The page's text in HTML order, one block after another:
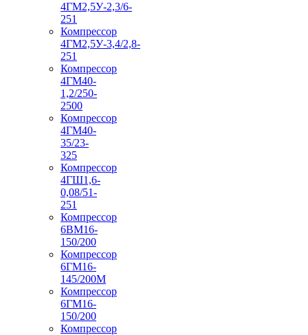
4ГМ2,5У-2,3/6-
251
Компрессор
4ГМ2,5У-3,4/2,8-
251
Компрессор
4ГМ40-
1,2/250-
2500
Компрессор
4ГМ40-
35/23-
325
Компрессор
4ГШ1,6-
0,08/51-
251
Компрессор
6ВМ16-
150/200
Компрессор
6ГМ16-
145/200М
Компрессор
6ГМ16-
150/200
Компрессор